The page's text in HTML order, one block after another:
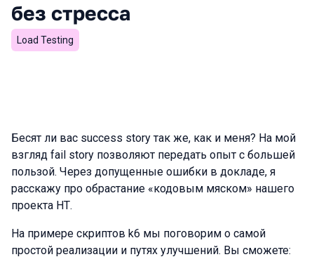
без стресса
Load Testing
Бесят ли вас success story так же, как и меня? На мой
взгляд fail story позволяют передать опыт с большей
пользой. Через допущенные ошибки в докладе, я
расскажу про обрастание «кодовым мяском» нашего
проекта НТ.
На примере скриптов k6 мы поговорим о самой
простой реализации и путях улучшений. Вы сможете: